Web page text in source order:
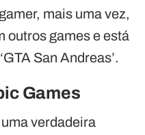
mais uma vez,
outros games e está
San Andreas’.
Games
uma verdadeira